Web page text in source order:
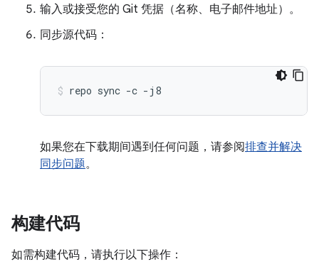
输入或接受您的 Git 凭据（名称、电子邮件地址）。
同步源代码：
repo sync -c -j8
如果您在下载期间遇到任何问题，请参阅排查并解决
同步问题。
构建代码
如需构建代码，请执行以下操作：